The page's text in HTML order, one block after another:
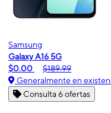
Samsung
Galaxy A16 5G
$0.00
$189.99
Generalmente en
Consulta 6 ofertas